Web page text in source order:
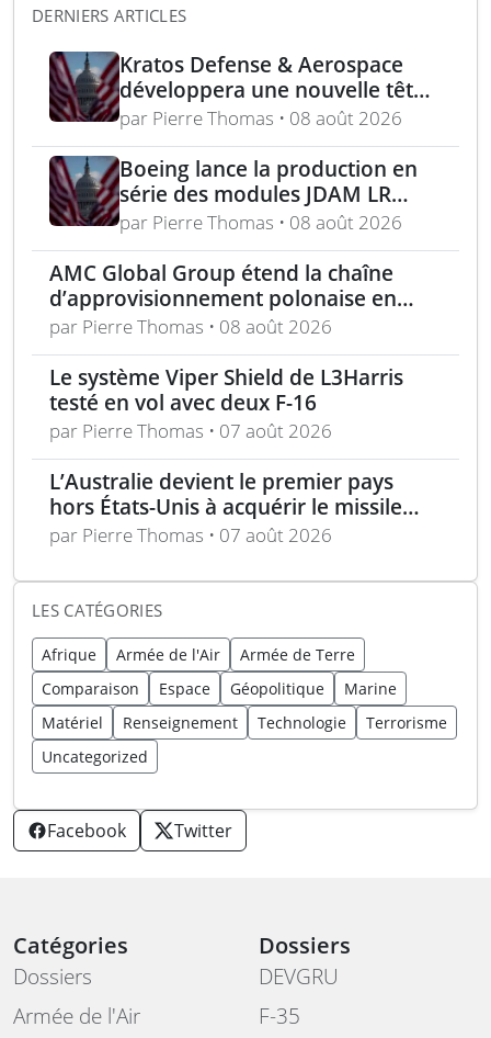
DERNIERS ARTICLES
Kratos Defense & Aerospace
développera une nouvelle tête
chercheuse pour les missiles
FGM-148 Javelin
par Pierre Thomas • 08 août 2026
Boeing lance la production en
série des modules JDAM LR
pour frappes de précision
longue portée
par Pierre Thomas • 08 août 2026
AMC Global Group étend la chaîne
d’approvisionnement polonaise en
munitions de 155 mm
par Pierre Thomas • 08 août 2026
Le système Viper Shield de L3Harris
testé en vol avec deux F-16
par Pierre Thomas • 07 août 2026
L’Australie devient le premier pays
hors États-Unis à acquérir le missile
AIM-260 JATM
par Pierre Thomas • 07 août 2026
LES CATÉGORIES
Afrique Armée de l'Air
Armée de Terre
Comparaison
Espace Géopolitique
Marine
Matériel
Renseignement Technologie
Terrorisme
Uncategorized
Facebook Twitter
Catégories
Dossiers
Armée de l'Air
Dossiers
DEVGRU
F-35